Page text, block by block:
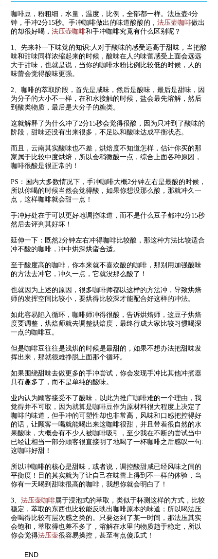
咖啡豆，粉粗细，水量，温度，比例，全部都一样。法压壶4分
钟，手冲2分15秒。手冲咖啡做出的味道酸酸的，法压壶咖啡做出
的却很好喝，法压壶咖啡和手冲咖啡究竟有什么区别呢？
1、先来补一下味觉的知识:人对于酸味的感受远高于甜味，当把酸
味和甜味同样浓缩起来的时候，酸味在人的味蕾感受上面会远远
大于甜味，也就是说，当你的咖啡水粉比例比较低的时候，人的
味蕾会觉得酸味更强。
2、咖啡的萃取阶段，首先是咸味，然后是酸味，最后是甜味，因
为分子的大小不一样，在和水接触的时候，盐会最先溶解，然后
到酸类物质，最后是大分子的糖类。
这就解释了为什么冲了2分15秒会觉得很酸，因为只冲到了酸味的
阶段，甜味还没有出来很多，不足以和酸味达成平衡状态。
而且，云南其实酸味也不差，烘焙度不知道怎样，估计你买的那
家属于比较中度烘焙，所以会稍微酸一点，综合上面各种原因，
咖啡很酸是很正常的！
PS：国内大多数情况下，手冲咖啡大概2分钟左右是最酸的时候，
所以你喝的时候当然会觉得酸，如果你想没那么酸，那就冲久一
点，这样咖啡就会甜一点！
手冲好处在于可以更好地调控味道，而不是什么豆子都冲2分15秒
然后去评判其好坏！
延伸一下：既然2分钟左右冲得咖啡比较酸，那这种方法比较适合
冲不酸的咖啡，冲中烘深烘蛮合适。
至于酸度高的咖啡，你本来就不喜欢酸的咖啡，那别用加强酸味
的方法去冲它，冲久一点，它就没那么酸了！
也就因为上述的原因，很多咖啡师都以这样的方法冲，导致烘焙
师的发挥空间比较小，要烘得比较深才能配合好这样的冲法。
如此容易陷入循环，咖啡师冲得很酸，告诉烘焙师，这豆子烘焙
度要调整，烘焙师就去调整烘焙度，最终行成大家比较习惯喝深
一点的咖啡豆。
但是咖啡豆往往是浅烘的时候是最甜的，如果不想办法把甜味发
挥出来，那就很难挣脱上面那个循环。
如果围绕甜味去做更多的手冲尝试，你会发现手冲比其他冲煮器
具有趣多了，而不是单纯的酸味。
业内认为顾客接受不了酸味，以此为推广咖啡难的一个理由，我
觉得并不可取，因为就算是咖啡豆作为原材料很大程度上决定了
咖啡的味道，但手冲的可塑性却也非常高，风味和口感把控得好
的话，让顾客一喝就能喝出来这咖啡很甜，并且带着很自然的水
果酸味，大概会有不少人被咖啡吸引，至少我在不断的尝试当中
已经让相当一部分顾客很直接明了地喝了一杯咖啡之后感叹一句:
这咖啡好甜！
所以冲咖啡的核心是甜味，或者说，调控酸甜咸已经风味之间的
平衡度！目的其实就为了让自己在味蕾上得到不一样的体验，当
你有一天喝到甜味很高的咖啡，我想你就会明白了！
3、法压壶咖啡属于浸泡式的萃取，类似于杯测这样的方式，比较
稳定，萃取的东西也比较能反映出咖啡原本的味道；所以喝法压
会喝得比较有层次感之类的。只要达到了某一时间，那法压其实
会饱和，萃取得也差不多了，溶解在水里的物质趋于稳定，所以
你会觉得法压壶很容易操控，甚至有点傻瓜式！
END